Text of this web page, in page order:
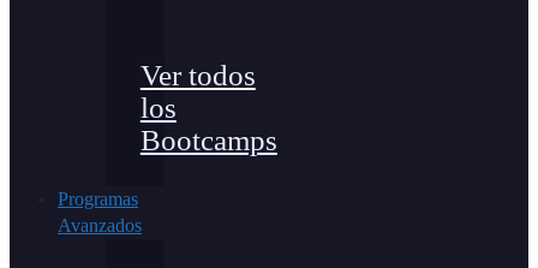
Ver todos
los
Bootcamps
Programas
Avanzados